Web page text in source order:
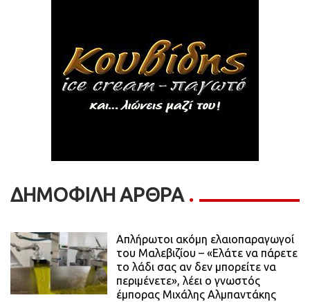
ΔΗΜΟΦΙΛΗ ΑΡΘΡΑ
Απλήρωτοι ακόμη ελαιοπαραγωγοί
του Μαλεβιζίου – «Ελάτε να πάρετε
το λάδι σας αν δεν μπορείτε να
περιμένετε», λέει ο γνωστός
έμπορας Μιχάλης Αλμπαντάκης